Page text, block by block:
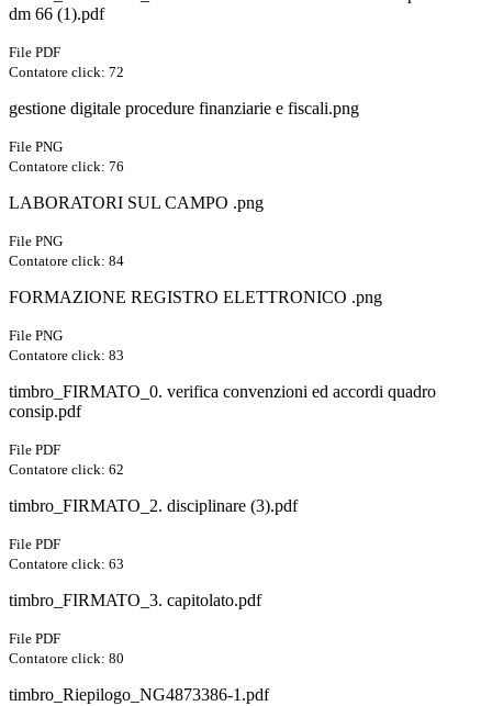
dm 66 (1).pdf
File PDF
Contatore click: 72
gestione digitale procedure finanziarie e fiscali.png
File PNG
Contatore click: 76
LABORATORI SUL CAMPO .png
File PNG
Contatore click: 84
FORMAZIONE REGISTRO ELETTRONICO .png
File PNG
Contatore click: 83
timbro_FIRMATO_0. verifica convenzioni ed accordi quadro
consip.pdf
File PDF
Contatore click: 62
timbro_FIRMATO_2. disciplinare (3).pdf
File PDF
Contatore click: 63
timbro_FIRMATO_3. capitolato.pdf
File PDF
Contatore click: 80
timbro_Riepilogo_NG4873386-1.pdf